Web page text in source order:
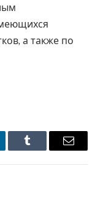
а также по
Tumblr Email